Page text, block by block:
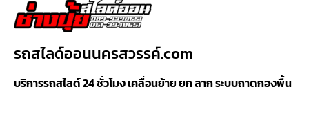
รถสไลด์ออนนครสวรรค์.com
บริการรถสไลด์ 24 ชั่วโมง เคลื่อนย้าย ยก ลาก ระบบถาดกองพื้น